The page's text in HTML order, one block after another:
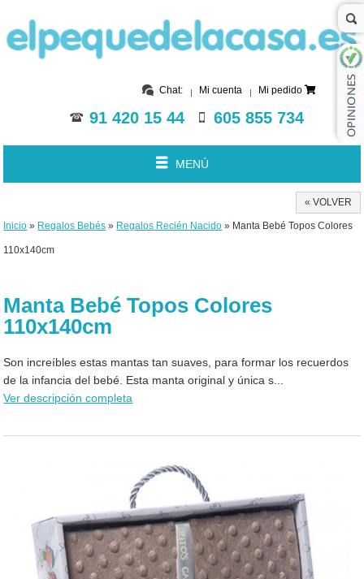
Chat: Mi cuenta Mi pedido
91 420 15 44 605 855 734
MENÚ
« VOLVER
Inicio » Regalos Bebés » Regalos Recién Nacido » Manta Bebé Topos Colores
110x140cm
Manta Bebé Topos Colores
110x140cm
Son increíbles estas mantas tan suaves, para formar los recuerdos
de la infancia del bebé. Esta manta original y única s...
Ver descripción completa